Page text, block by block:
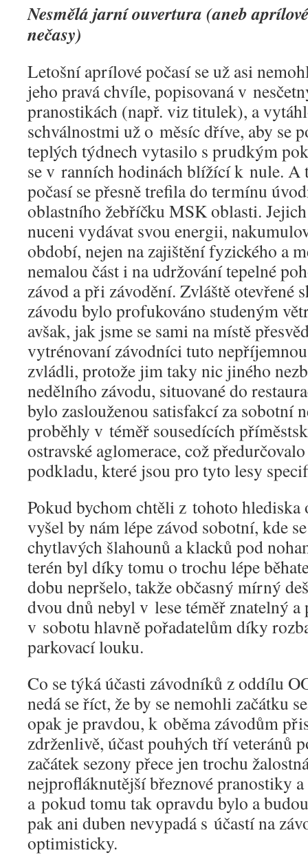
Nesmělá jarní ouvertura (aneb
nečasy)
Letošní aprílové počasí se už asi
jeho pravá chvíle, popisovaná v
pranostikách (např. viz titulek), a
schválnostmi už o měsíc dříve, aby se
teplých týdnech vytasilo s prudkým
se v ranních hodinách blížící k nule. A
počasí se přesně trefila do termínu
oblastního žebříčku MSK oblasti.
nuceni vydávat svou energii,
období, nejen na zajištění fyzického a
nemalou část i na udržování tepelné
závod a při závodění. Zvláště otevřené
závodu bylo profukováno studeným
avšak, jak jsme se sami na místě
vytrénovaní závodníci tuto
zvládli, protože jim taky nic jiného
nedělního závodu, situované do
bylo zaslouženou satisfakcí za sobotní
proběhly v téměř sousedících
ostravské aglomerace, což
podkladu, které jsou pro tyto lesy
Pokud bychom chtěli z tohoto hlediska
vyšel by nám lépe závod sobotní, kde
chytlavých šlahounů a klacků pod
terén byl díky tomu o trochu lépe
dobu nepršelo, takže občasný mírný
dvou dnů nebyl v lese téměř znatelný
v sobotu hlavně pořadatelům díky
parkovací louku.
Co se týká účasti závodníků z oddílu
nedá se říct, že by se nemohli začátku
opak je pravdou, k oběma závodům
zdrženlivě, účast pouhých tří veteránů
začátek sezony přece jen trochu
nejprofláknutější březnové pranostiky
a pokud tomu tak opravdu bylo a
pak ani duben nevypadá s účastí na
optimisticky.